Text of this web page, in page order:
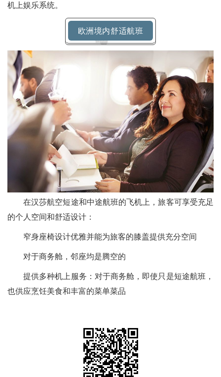
机上娱乐系统。
欧洲境内舒适航班
在汉莎航空短途和中途航班的飞机上，旅客可享受充足
的个人空间和舒适设计：
窄身座椅设计优雅并能为旅客的膝盖提供充分空间
对于商务舱，邻座均是腾空的
提供多种机上服务：对于商务舱，即使只是短途航班，
也供应烹饪美食和丰富的菜单菜品